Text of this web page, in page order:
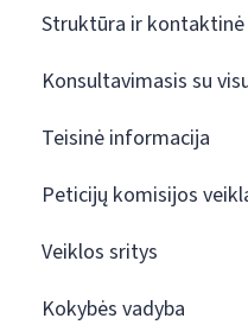
Struktūra ir
Konsultavimasis su
Teisinė informacija
Peticijų komisijos
Veiklos sritys
Kokybės vadyba